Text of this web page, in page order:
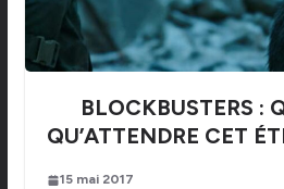
BLOCKBUSTERS :
QU’ATTENDRE CET
15 mai 2017